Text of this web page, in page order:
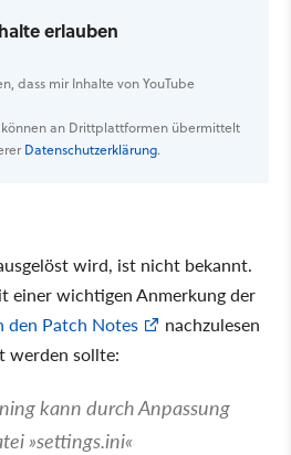
erlauben
dass mir Inhalte von YouTube
an Drittplattformen übermittelt
Datenschutzerklärung.
wird, ist nicht bekannt.
einer wichtigen Anmerkung der
den Patch Notes
nachzulesen
werden sollte:
kann durch Anpassung
settings.ini